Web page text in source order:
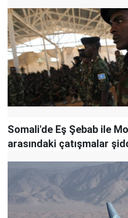
Somali'de Eş Şebab ile
arasındaki çatışmalar